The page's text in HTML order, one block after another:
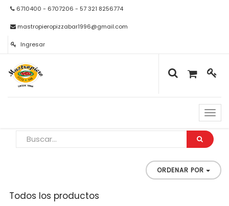
6710400 - 6707206 - 57 321 8256774
mastropieropizzabar1996@gmail.com
Ingresar
de
ORDENAR POR
Todos los productos